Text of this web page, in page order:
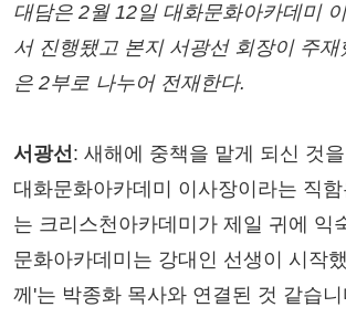
대담은 2월 12일 대화문화아카데미
서 진행됐고 본지 서광선 회장이 주
은 2부로 나누어 전재한다.
서광선: 새해에 중책을 맡게 되신 것
대화문화아카데미 이사장이라는 직
는 크리스천아카데미가 제일 귀에 익
문화아카데미는 강대인 선생이 시작
께'는 박종화 목사와 연결된 것 같습니